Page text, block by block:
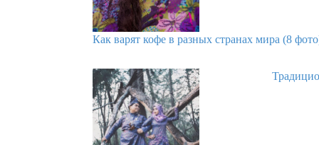
Как варят кофе в разных странах мира (8